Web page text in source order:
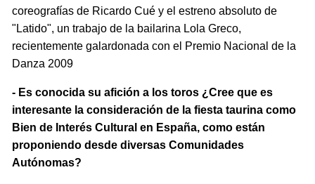
coreografías de Ricardo Cué y el estreno absoluto de
"Latido", un trabajo de la bailarina Lola Greco,
recientemente galardonada con el Premio Nacional de la
Danza 2009
- Es conocida su afición a los toros ¿Cree que es
interesante la consideración de la fiesta taurina como
Bien de Interés Cultural en España, como están
proponiendo desde diversas Comunidades
Autónomas?